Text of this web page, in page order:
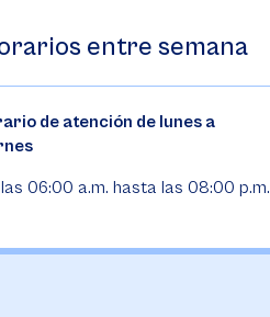
entre semana
de atención de lunes a
06:00 a.m. hasta las 08:00 p.m.